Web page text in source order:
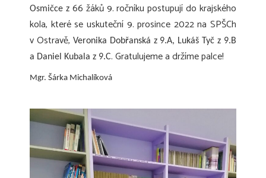
Osmičce z66 žáků 9. ročníku postupují do krajského
kola, které se uskuteční 9. prosince 2022 na SPŠCh
v Ostravě, Veronika Dobřanská z 9.A, Lukáš Tyč z 9.B
a Daniel Kubala z 9.C. Gratulujeme a držíme palce!
Mgr. Šárka Michalíková